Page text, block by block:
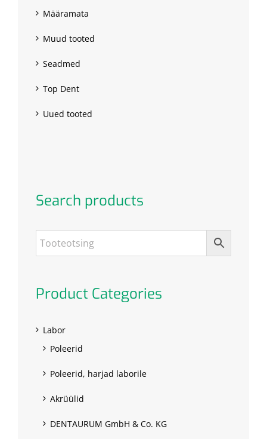
Määramata
Muud tooted
Seadmed
Top Dent
Uued tooted
Search products
Product Categories
Labor
Poleerid
Poleerid, harjad laborile
Akrüülid
DENTAURUM GmbH & Co. KG